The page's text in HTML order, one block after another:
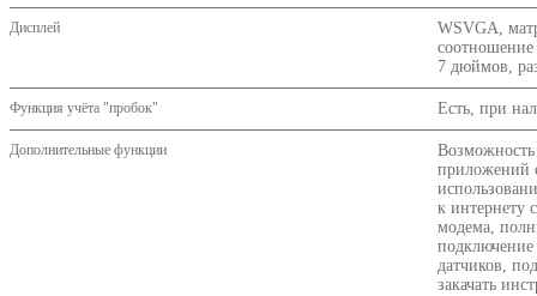
Дисплей
WSVGA,
соотношение
7 дюймов,
Функция учёта "пробок" Есть, при
Дополнительные функции
Возможность
приложений
к интернету
модема,
датчиков,
закачать